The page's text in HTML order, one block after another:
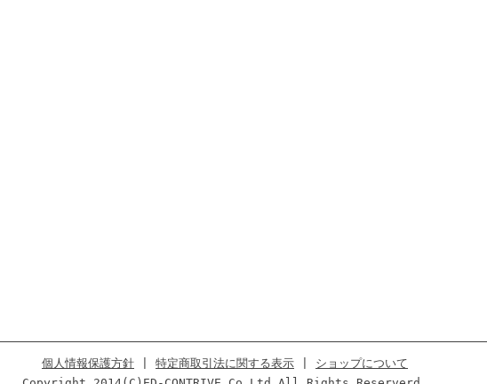
個人情報保護方針 特定商取引法に関する表示
ショップについて